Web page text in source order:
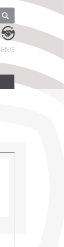
ENG